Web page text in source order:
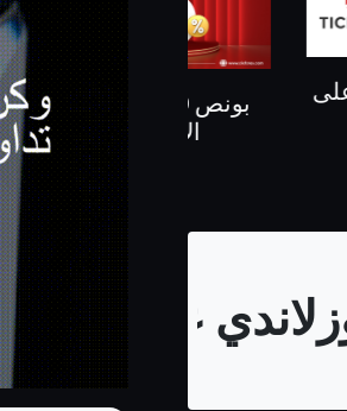
كاش باك حتى 60%
على فريم 4...